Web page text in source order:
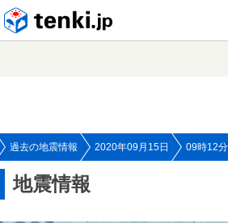
過去の地震情報 2020年09月15日 09時12
地震情報